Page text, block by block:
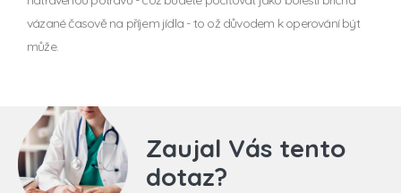
vázané časově na příjem jídla - to ož důvodem k operování být
může.
Zaujal Vás tento
dotaz?